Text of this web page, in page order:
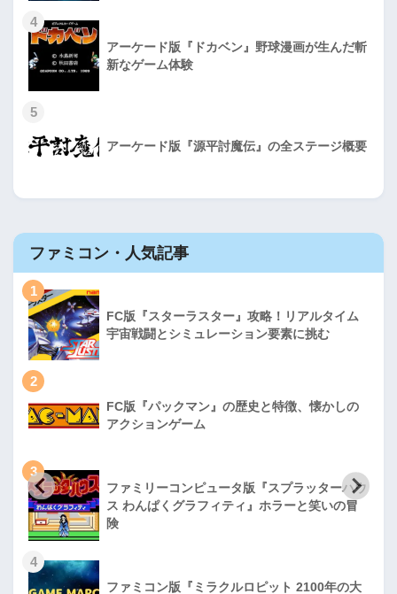
4
アーケード版『ドカベン』野球漫画が生んだ斬
新なゲーム体験
5
アーケード版『源平討魔伝』の全ステージ概要
ファミコン・人気記事
1
FC版『スターラスター』攻略！リアルタイム
宇宙戦闘とシミュレーション要素に挑む
2
FC版『パックマン』の歴史と特徴、懐かしの
アクションゲーム
3
ファミリーコンピュータ版『スプラッターハウ
ス わんぱくグラフィティ』ホラーと笑いの冒
険
4
ファミコン版『ミラクルロピット 2100年の大